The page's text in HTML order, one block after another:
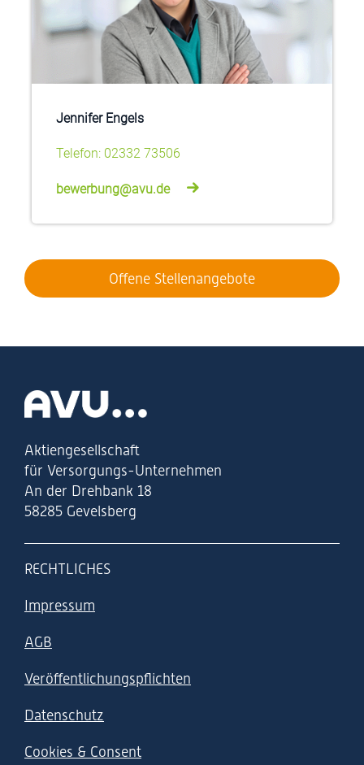
Jennifer Engels
Telefon: 02332 73506
bewerbung@avu.de
Offene Stellenangebote
Zur Startseite
Aktiengesellschaft
für Versorgungs-Unternehmen
An der Drehbank 18
58285 Gevelsberg
RECHTLICHES
Impressum
AGB
Veröffentlichungspflichten
Datenschutz
Cookies & Consent